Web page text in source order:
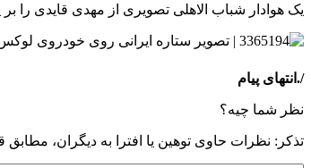
یک هوادار شباب الاهلی تصویری از مهدی
/.انتهای پیام
نظر شما چیه؟
تذكر: نظرات حاوی توهين يا افترا به ديگران،